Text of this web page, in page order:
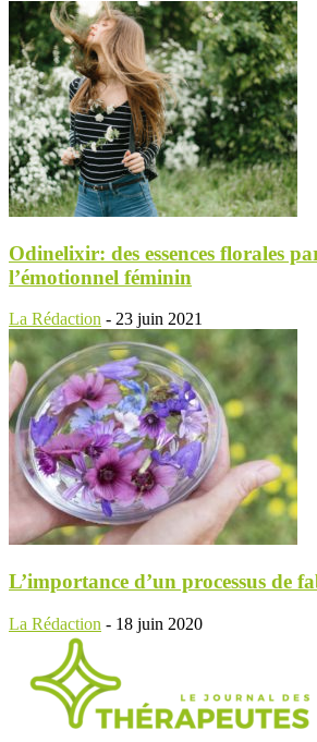
Odinelixir: des essences florales
l’émotionnel féminin
La Rédaction - 23 juin 2021
L’importance d’un processus de
La Rédaction - 18 juin 2020